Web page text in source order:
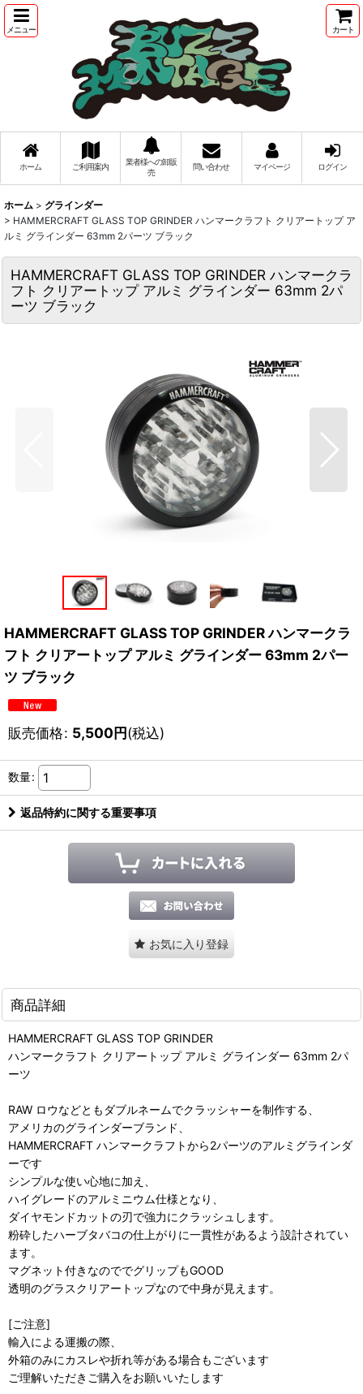
メニュー カート
ホーム ご利用案内
業者様への卸販
売
問い合わせ マイページ ログイン
ホーム > グラインダー
> HAMMERCRAFT GLASS TOP GRINDER ハンマークラフト クリアートップ ア
ルミ グラインダー 63mm 2パーツ ブラック
HAMMERCRAFT GLASS TOP GRINDER ハンマークラ
フト クリアートップ アルミ グラインダー 63mm 2パ
ーツ ブラック
HAMMERCRAFT GLASS TOP GRINDER ハンマークラ
フト クリアートップ アルミ グラインダー 63mm 2パー
ツ ブラック
販売価格: 5,500円(税込)
数量:
返品特約に関する重要事項
お気に入り登録
商品詳細
HAMMERCRAFT GLASS TOP GRINDER
ハンマークラフト クリアートップ アルミ グラインダー 63mm 2パ
ーツ
RAW ロウなどともダブルネームでクラッシャーを制作する、
アメリカのグラインダーブランド、
HAMMERCRAFT ハンマークラフトから2パーツのアルミグラインダ
ーです
シンプルな使い心地に加え、
ハイグレードのアルミニウム仕様となり、
ダイヤモンドカットの刃で強力にクラッシュします。
粉砕したハーブタバコの仕上がりに一貫性があるよう設計されてい
ます。
マグネット付きなのででグリップもGOOD
透明のグラスクリアートップなので中身が見えます。
[ご注意]
輸入による運搬の際、
外箱のみにカスレや折れ等がある場合もございます
ご理解いただきご購入をお願いいたします